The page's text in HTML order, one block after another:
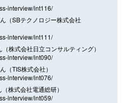
interview/int116/
SBテクノロジー株式会社
interview/int111/
式会社日立コンサルティング）
interview/int090/
TIS株式会社）
interview/int076/
株式会社電通総研）
interview/int059/